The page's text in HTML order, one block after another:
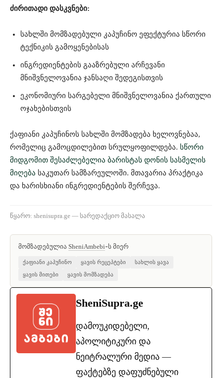
ძირითადი დასკვნები:
სახლში მომზადებული კაპუჩინო ეფექტურია სწორი
ტექნიკის გამოყენებისას
ინგრედიენტების გააზრებული არჩევანი
მნიშვნელოვანია ჯანსაღი შედეგისთვის
ეკონომიური სარგებელი მნიშვნელოვანია ქართული
ოჯახებისთვის
ქაფიანი კაპუჩინოს სახლში მომზადება ხელოვნებაა,
რომელიც გამოცდილებით სრულყოფილდება. სწორი
მიდგომით შესაძლებელია ბარისტას დონის სასმელის
მიღება საკუთარ სამზარეულოში. მთავარია პრაქტიკა
და ხარისხიანი ინგრედიენტების შერჩევა.
წყარო: shenisupra.ge — სარედაქციო მასალა
მომზადებულია SheniAmbebi-ს მიერ
ქაფიანი კაპუჩინო ყავის რეცეპტები
სახლის ყავა
ყავის მითები
ყავის მომზადება
SheniSupra.ge
დამოუკიდებელი,
აპოლიტიკური და
ნეიტრალური მედია —
ფაქტებზე დაფუძნებული